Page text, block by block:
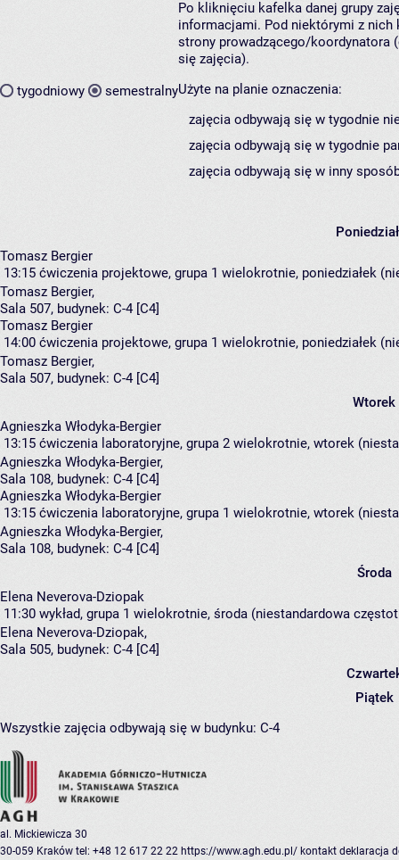
tygodniowy semestralny
Po kliknięciu kafelka danej grupy
informacjami. Pod niektórymi z nich
strony prowadzącego/koordynatora
się zajęcia).
Użyte na planie oznaczenia:
zajęcia odbywają się w tygodnie
zajęcia odbywają się w tygodnie
zajęcia odbywają się w inny
Tomasz Bergier
13:15 ćwiczenia projektowe, grupa 1 wielokrotnie, poniedziałek
Tomasz Bergier,
Sala 507, budynek: C-4 [C4]
Tomasz Bergier
14:00 ćwiczenia projektowe, grupa 1 wielokrotnie, poniedziałek
Tomasz Bergier,
Sala 507, budynek: C-4 [C4]
Wtorek
Agnieszka Włodyka-Bergier
13:15 ćwiczenia laboratoryjne, grupa 2 wielokrotnie, wtorek
Agnieszka Włodyka-Bergier,
Sala 108, budynek: C-4 [C4]
Agnieszka Włodyka-Bergier
13:15 ćwiczenia laboratoryjne, grupa 1 wielokrotnie, wtorek
Agnieszka Włodyka-Bergier,
Sala 108, budynek: C-4 [C4]
Środa
Elena Neverova-Dziopak
11:30 wykład, grupa 1 wielokrotnie, środa (niestandardowa
Elena Neverova-Dziopak,
Sala 505, budynek: C-4 [C4]
Piątek
Wszystkie zajęcia odbywają się w budynku: C-4
al. Mickiewicza 30
30-059 Kraków tel: +48 12 617 22 22 https://www.agh.edu.pl/ kontakt deklaracja